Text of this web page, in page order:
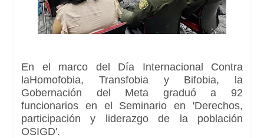
En el marco del Día Internacional Contra
laHomofobia, Transfobia y Bifobia, la
Gobernación del Meta graduó a 92
funcionarios en el Seminario en 'Derechos,
participación y liderazgo de la población
OSIGD'.